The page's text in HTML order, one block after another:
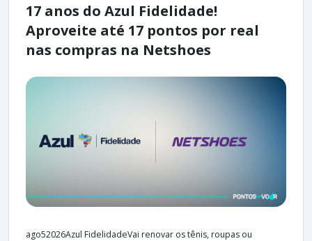
17 anos do Azul Fidelidade!
Aproveite até 17 pontos por real
nas compras na Netshoes
ago52026Azul FidelidadeVai renovar os tênis, roupas ou